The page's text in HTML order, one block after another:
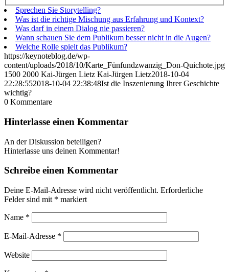
Sprechen Sie Storytelling?
Was ist die richtige Mischung aus Erfahrung und Kontext?
Was darf in einem Dialog nie passieren?
Wann schauen Sie dem Publikum besser nicht in die Augen?
Welche Rolle spielt das Publikum?
https://keynoteblog.de/wp-
content/uploads/2018/10/Karte_Fünfundzwanzig_Don-Quichote.jpg
1500 2000 Kai-Jürgen Lietz Kai-Jürgen Lietz2018-10-04
22:28:552018-10-04 22:38:48Ist die Inszenierung Ihrer Geschichte
wichtig?
0 Kommentare
Hinterlasse einen Kommentar
An der Diskussion beteiligen?
Hinterlasse uns deinen Kommentar!
Schreibe einen Kommentar
Deine E-Mail-Adresse wird nicht veröffentlicht. Erforderliche
Felder sind mit * markiert
Name *
E-Mail-Adresse *
Website